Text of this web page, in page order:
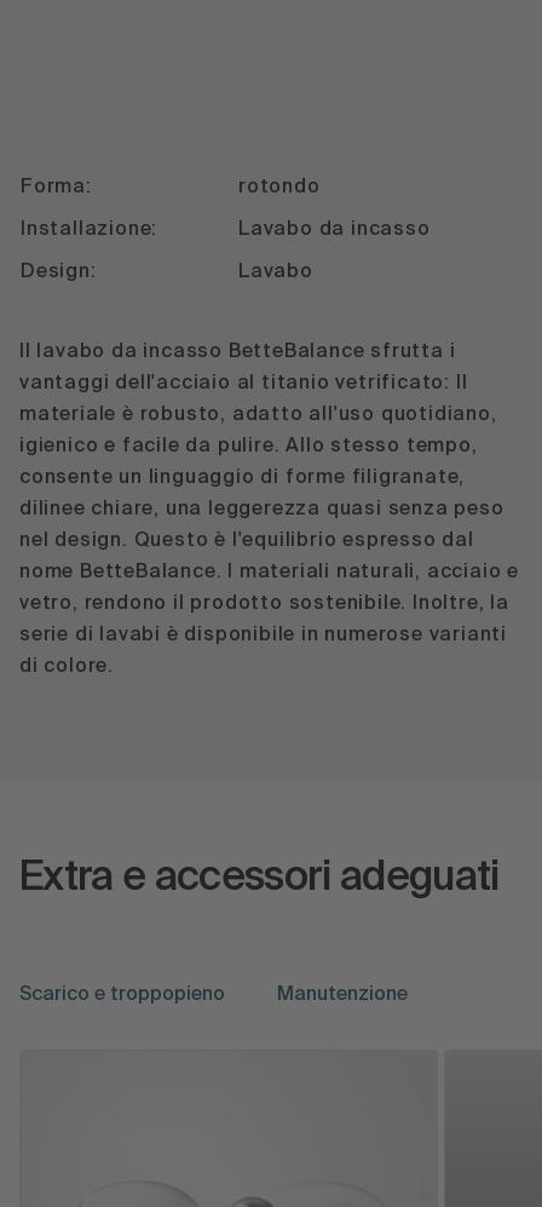
Forma: rotondo
Installazione: Lavabo da incasso
Design: Lavabo
Il lavabo da incasso BetteBalance sfrutta i
vantaggi dell'acciaio al titanio vetrificato: Il
materiale è robusto, adatto all'uso quotidiano,
igienico e facile da pulire. Allo stesso tempo,
consente un linguaggio di forme filigranate,
dilinee chiare, una leggerezza quasi senza peso
nel design. Questo è l'equilibrio espresso dal
nome BetteBalance. I materiali naturali, acciaio e
vetro, rendono il prodotto sostenibile. Inoltre, la
serie di lavabi è disponibile in numerose varianti
di colore.
Extra e accessori adeguati
Scarico e troppopieno Manutenzione